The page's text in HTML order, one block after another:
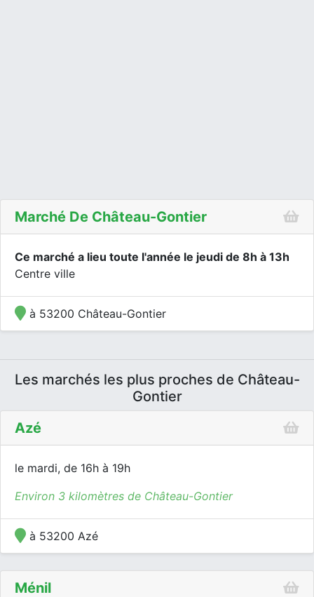
Marché De Château-Gontier
Ce marché a lieu toute l'année le jeudi de 8h à 13h
Centre ville
à 53200 Château-Gontier
Les marchés les plus proches de Château-
Gontier
Azé
le mardi, de 16h à 19h
Environ 3 kilomètres de Château-Gontier
à 53200 Azé
Ménil